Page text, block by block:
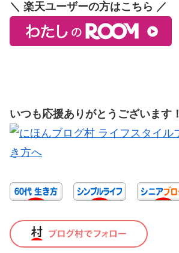
＼ 楽天ユーザーの方はこちら ／
いつも応援ありがとうございます！